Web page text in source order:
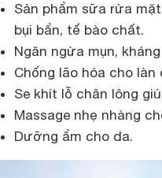
Sản phẩm sữa rửa
bụi bẩn, tế bào chất.
Ngăn ngừa mụn,
Chống lão hóa cho làn
Se khít lỗ chân lông
Massage nhẹ nhàng
Dưỡng ẩm cho da.